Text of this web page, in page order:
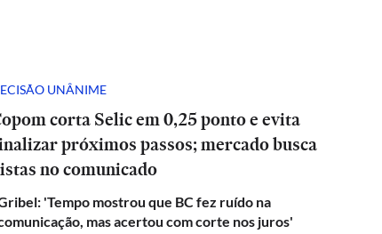
UNÂNIME
corta Selic em 0,25 ponto e evita
próximos passos; mercado busca
no comunicado
'Tempo mostrou que BC fez ruído na
mas acertou com corte nos juros'